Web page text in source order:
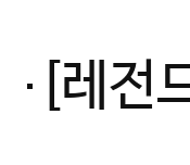
[레전드리턴즈3] 기술